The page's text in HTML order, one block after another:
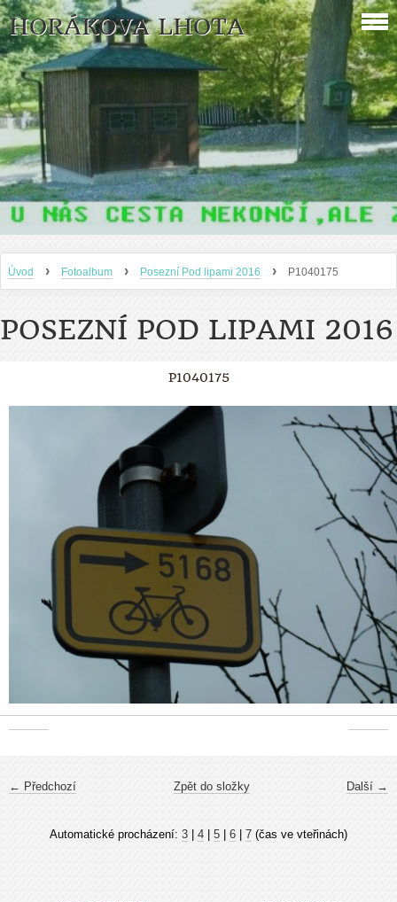
HORÁKOVA LHOTA
Úvod › Fotoalbum › Posezní Pod lipami 2016 › P1040175
POSEZNÍ POD LIPAMI 2016
P1040175
← Předchozí Další →
Zpět do složky
Automatické procházení: 3 4 5 6 7 (čas ve vteřinách)